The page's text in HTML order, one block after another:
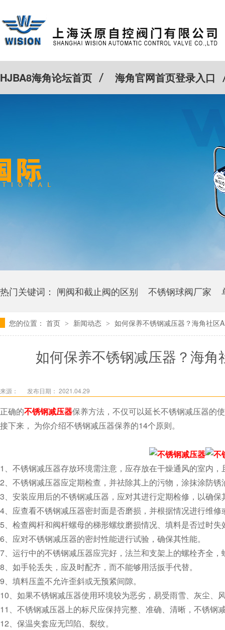
HJBA8海角论坛首页 海角官网首页登录入口
热门关键词： 闸阀和截止阀的区别 不锈钢球阀厂家
卫生级海角社区APP官网版多少钱
您的位置： 首页 > 新闻动态 > 如何保养不锈钢减压器？海角社
如何保养不锈钢减压器？
来源： 发布日期： 2021.04.29
正确的不锈钢减压器保养方法，不仅可以延长不锈钢减压器的使
接下来， 为你介绍不锈钢减压器保养的14个原则。
1、不锈钢减压器存放环境需注意，应存放在干燥通风的室内，
2、不锈钢减压器应定期检查，并祛除其上的污物，涂抹涂防锈
3、安装应用后的不锈钢减压器，应对其进行定期检修，以确保
4、应查看不锈钢减压器密封面是否磨损，并根据情况进行维修或
5、检查阀杆和阀杆螺母的梯形螺纹磨损情况、填料是否过时失
6、应对不锈钢减压器的密封性能进行试验，确保其性能。
7、运行中的不锈钢减压器应完好，法兰和支架上的螺栓齐全，
8、如手轮丢失，应及时配齐，而不能够用活扳手代替。
9、填料压盖不允许歪斜或无预紧间隙。
10、如果不锈钢减压器使用环境较为恶劣，易受雨雪、灰尘
11、不锈钢减压器上的标尺应保持完整、准确、清晰，不锈钢减
12、保温夹套应无凹陷、裂纹。